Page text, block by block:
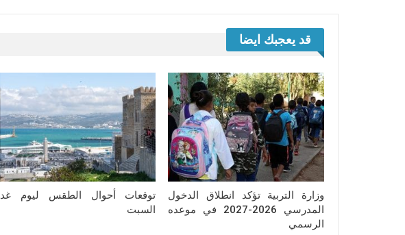
قد يعجبك ايضا
وزارة التربية تؤكد انطلاق الدخول
المدرسي 2026-2027 في موعده
الرسمي
توقعات أحوال الطقس ليوم غد
السبت